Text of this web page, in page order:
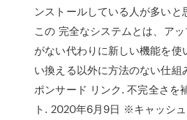
ンストールしている人が多いと
この 完全なシステムとは、ア
がない代わりに新しい機能を使
い換える以外に方法のない仕組
ポンサード リンク. 不完全さを
ト. 2020年6月9日 ※キャッシ